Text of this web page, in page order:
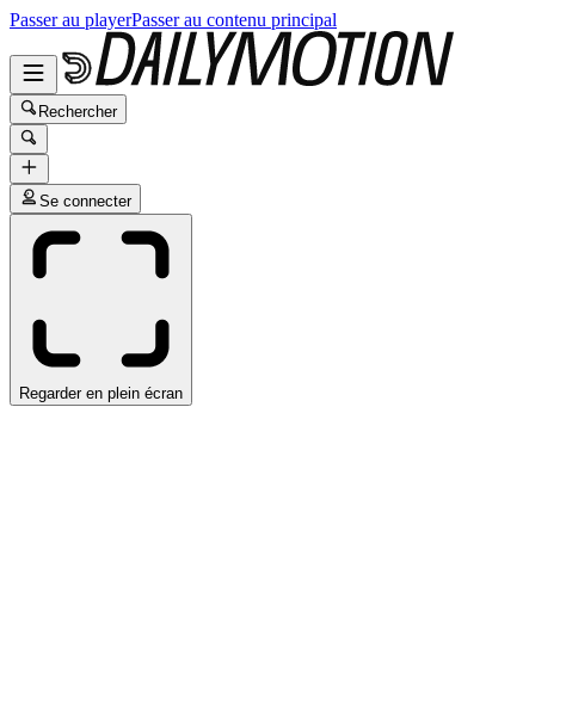
Passer au playerPasser au contenu principal
Rechercher
Se connecter
Regarder en plein écran